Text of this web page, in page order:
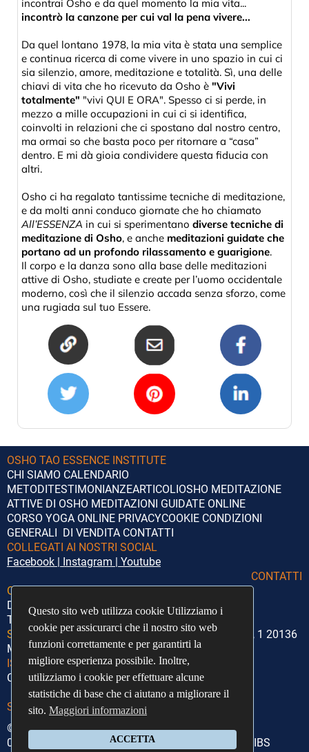
Questo sito web utilizza cookie Utilizziamo i
cookie per assicurarci che il nostro sito web
funzioni correttamente e per garantirti la
migliore esperienza possibile. Inoltre,
utilizziamo i cookie per effettuare alcune
statistiche di base che ci aiutano a migliorare il
sito. Maggiori informazioni
ACCETTA
Questo sito web utilizza cookie Utilizziamo i
cookie per assicurarci che il nostro sito web
funzioni correttamente e per garantirti la
migliore esperienza possibile. Inoltre,
utilizziamo i cookie per effettuare alcune
statistiche di base che ci aiutano a migliorare il
sito. Maggiori informazioni
ACCETTA
incontrai Osho e da quel momento la mia vita...
incontrò la canzone per cui val la pena vivere...
Da quel lontano 1978, la mia vita è stata una semplice
e continua ricerca di come vivere in uno spazio in cui ci
sia silenzio, amore, meditazione e totalità. Sì, una delle
chiavi di vita che ho ricevuto da Osho è "Vivi
totalmente" "vivi QUI E ORA". Spesso ci si perde, in
mezzo a mille occupazioni in cui ci si identifica,
coinvolti in relazioni che ci spostano dal nostro centro,
ma ormai so che basta poco per ritornare a “casa”
dentro. E mi dà gioia condividere questa fiducia con
altri.
Osho ci ha regalato tantissime tecniche di meditazione,
e da molti anni conduco giornate che ho chiamato
All’ESSENZA in cui si sperimentano diverse tecniche di
meditazione di Osho, e anche meditazioni guidate che
portano ad un profondo rilassamento e guarigione.
Il corpo e la danza sono alla base delle meditazioni
attive di Osho, studiate e create per l’uomo occidentale
moderno, così che il silenzio accada senza sforzo, come
una rugiada sul tuo Essere.
OSHO TAO ESSENCE INSTITUTE
CHI SIAMO CALENDARIO
METODITESTIMONIANZEARTICOLIOSHO MEDITAZIONE
ATTIVE DI OSHO MEDITAZIONI GUIDATE ONLINE
CORSO YOGA ONLINE PRIVACYCOOKIE CONDIZIONI
GENERALI DI VENDITA CONTATTI
COLLEGATI AI NOSTRI SOCIAL
Facebook | Instagram | Youtube
CONTATTI
Orari di segreteria:Lunedì – Giovedì
Dalle 14:00 alle 18:00
Telefono:
Sede Legale:Associazione O.TAO Via Giosuè Borsi, 1 20136
Milano
ISCRIVITI ALLA NEWSLETTER
Cosa riceverai con la newsletter?
Scoprilo QUI
© 2023| OSHO TAO ESSENCE INSTITUTE | P.IVA
04345370961 | DesignOjas Azzaro IBS